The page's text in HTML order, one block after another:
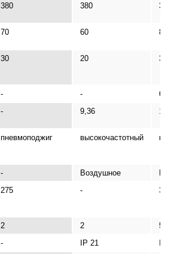
380 380 380
70 60 80
30 20 30
- -
60
- 9,36 15
пневмоподжиг высокочастотный
- Воздушное
275 - 310
2 2
5
- IP 21